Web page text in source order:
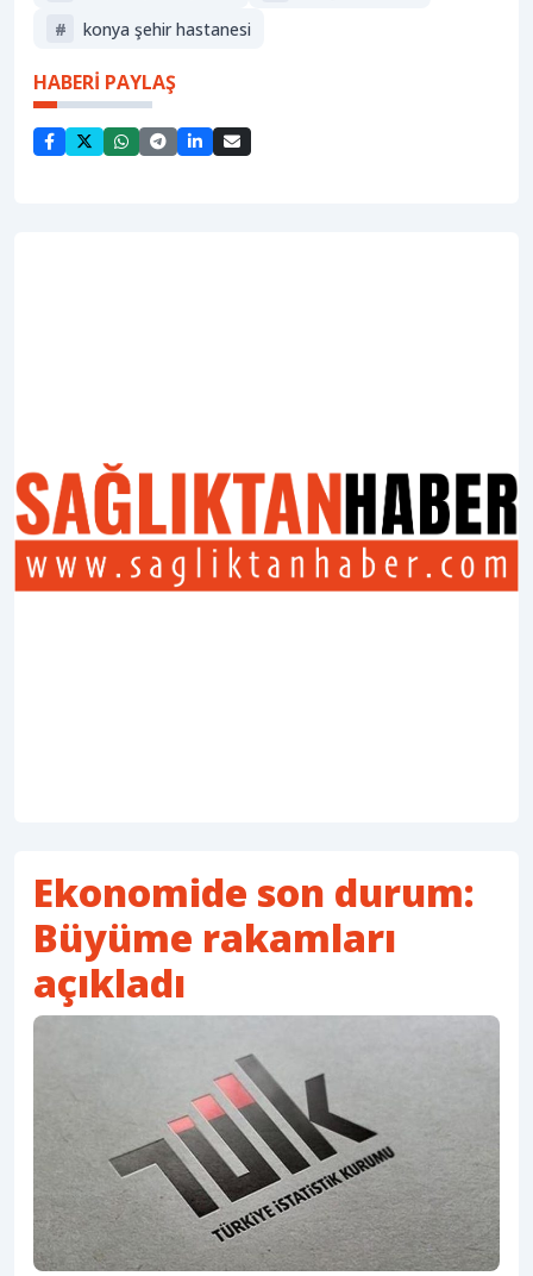
#
konya şehir hastanesi
HABERİ PAYLAŞ
Ekonomide son durum:
Büyüme rakamları
açıkladı